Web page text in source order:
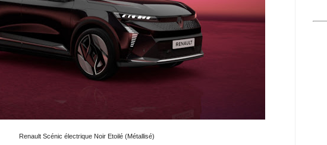
Renault Scénic électrique Noir Etoilé (Métallisé)